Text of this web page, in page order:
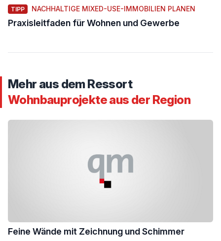
TIPP NACHHALTIGE MIXED-USE-IMMOBILIEN PLANEN
Praxisleitfaden für Wohnen und Gewerbe
Mehr aus dem Ressort
Wohnbauprojekte aus der Region
Feine Wände mit Zeichnung und Schimmer